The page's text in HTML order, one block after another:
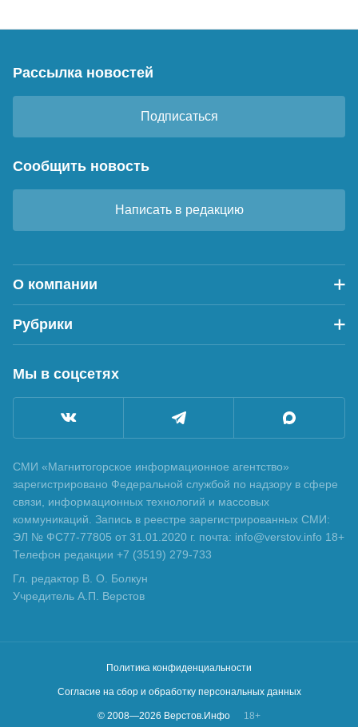
Рассылка новостей
Подписаться
Сообщить новость
Написать в редакцию
О компании
Рубрики
Мы в соцсетях
СМИ «Магнитогорское информационное агентство»
зарегистрировано Федеральной службой по надзору в сфере
связи, информационных технологий и массовых
коммуникаций. Запись в реестре зарегистрированных СМИ:
ЭЛ № ФС77-77805 от 31.01.2020 г. почта: info@verstov.info 18+
Телефон редакции +7 (3519) 279-733
Гл. редактор В. О. Болкун
Учредитель А.П. Верстов
Политика конфиденциальности
Согласие на сбор и обработку персональных данных
© 2008—2026 Верстов.Инфо 18+